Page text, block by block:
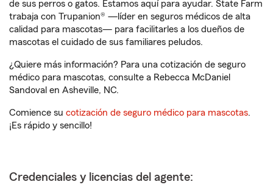
de sus perros o gatos. Estamos aquí para ayudar. State Farm
trabaja con Trupanion® —líder en seguros médicos de alta
calidad para mascotas— para facilitarles a los dueños de
mascotas el cuidado de sus familiares peludos.
¿Quiere más información? Para una cotización de seguro
médico para mascotas, consulte a Rebecca McDaniel
Sandoval en Asheville, NC.
Comience su cotización de seguro médico para mascotas.
¡Es rápido y sencillo!
Credenciales y licencias del agente: